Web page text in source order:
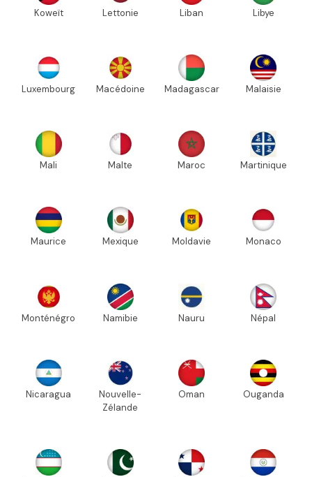
Koweït Lettonie Liban Libye
Luxembourg Macédoine Madagascar Malaisie
Mali Malte Maroc Martinique
Maurice Mexique Moldavie Monaco
Monténégro Namibie Nauru Népal
Nicaragua
Nouvelle-
Zélande
Oman Ouganda